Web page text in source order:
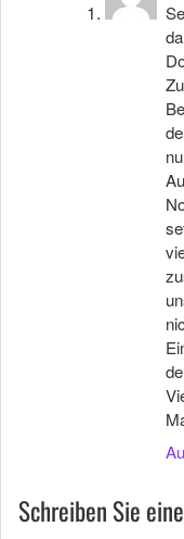
Schreiben Sie